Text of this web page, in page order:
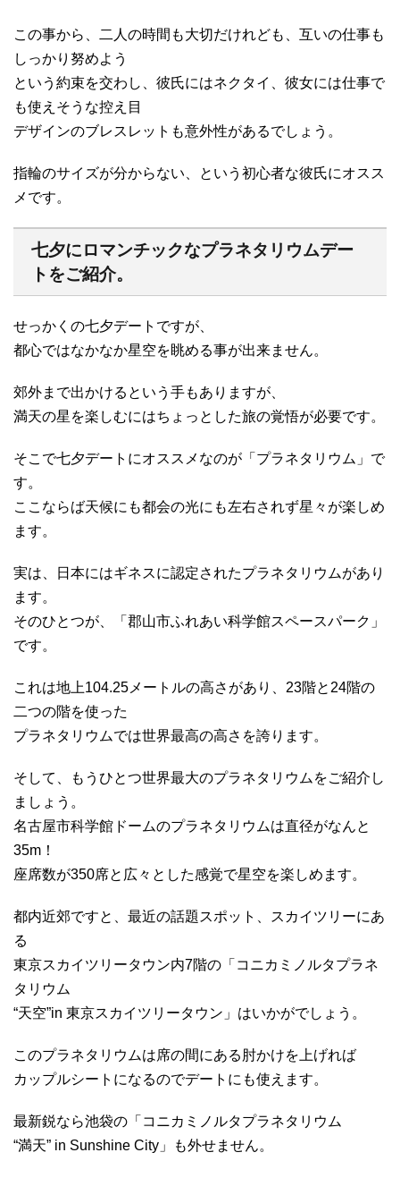
この事から、二人の時間も大切だけれども、互いの仕事も
しっかり努めよう
という約束を交わし、彼氏にはネクタイ、彼女には仕事で
も使えそうな控え目
デザインのブレスレットも意外性があるでしょう。
指輪のサイズが分からない、という初心者な彼氏にオスス
メです。
七夕にロマンチックなプラネタリウムデー
トをご紹介。
せっかくの七夕デートですが、
都心ではなかなか星空を眺める事が出来ません。
郊外まで出かけるという手もありますが、
満天の星を楽しむにはちょっとした旅の覚悟が必要です。
そこで七夕デートにオススメなのが「プラネタリウム」で
す。
ここならば天候にも都会の光にも左右されず星々が楽しめ
ます。
実は、日本にはギネスに認定されたプラネタリウムがあり
ます。
そのひとつが、「郡山市ふれあい科学館スペースパーク」
です。
これは地上104.25メートルの高さがあり、23階と24階の
二つの階を使った
プラネタリウムでは世界最高の高さを誇ります。
そして、もうひとつ世界最大のプラネタリウムをご紹介し
ましょう。
名古屋市科学館ドームのプラネタリウムは直径がなんと
35m！
座席数が350席と広々とした感覚で星空を楽しめます。
都内近郊ですと、最近の話題スポット、スカイツリーにあ
る
東京スカイツリータウン内7階の「コニカミノルタプラネ
タリウム
“天空”in 東京スカイツリータウン」はいかがでしょう。
このプラネタリウムは席の間にある肘かけを上げれば
カップルシートになるのでデートにも使えます。
最新鋭なら池袋の「コニカミノルタプラネタリウム
“満天” in Sunshine City」も外せません。